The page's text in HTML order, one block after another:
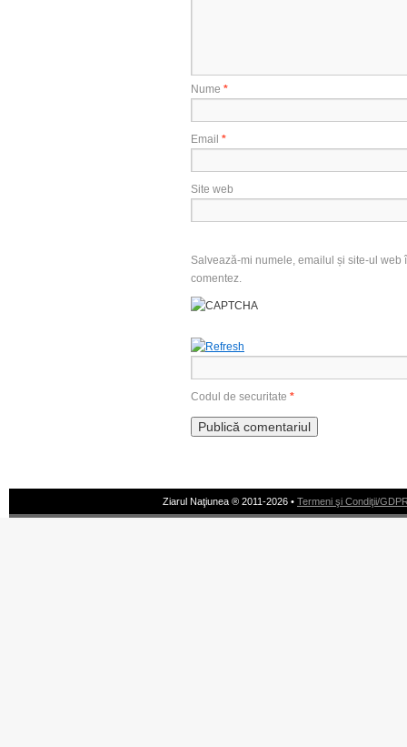
Nume *
Email *
Site web
Salvează-mi numele, emailul și site-ul
comentez.
Codul de securitate *
Ziarul Naţiunea ® 2011-2026 • Termeni şi Condiţii/